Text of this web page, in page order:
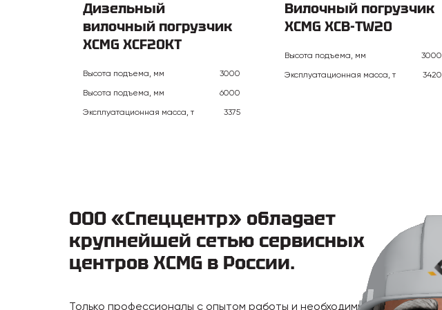
Дизельный
вилочный погрузчик
XCMG XCF20KT
Высота подъема, мм
3000
Высота подъема, мм
6000
Эксплуатационная масса, т
3375
Вилочный погрузчик
XCMG XCB-TW20
Высота подъема, мм
3000
Эксплуатационная масса, т
3420
ООО «Спеццентр» обладает
крупнейшей сетью сервисных
центров XCMG в России.
Только профессионалы с опытом работы и необходимыми